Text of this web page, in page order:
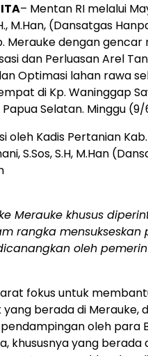
– Mentan RI melalui
M.Han, (Dansatgas
Merauke dengan
dan Perluasan Arel
Optimasi lahan rawa
di Kp. Waninggap
Papua Selatan. Minggu
oleh Kadis Pertanian
S.Sos, S.H, M.Han
Merauke khusus
rangka
oleh
fokus untuk
berada di Merauke,
oleh para
khususnya yang berada